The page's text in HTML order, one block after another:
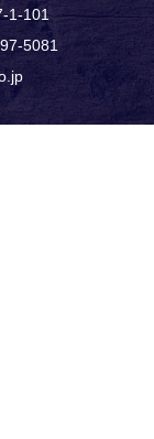
1-101
5081